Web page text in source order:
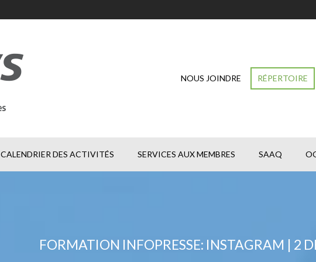
NOUS JOINDRE RÉPERTOIRE
CALENDRIER DES ACTIVITÉS SERVICES AUX MEMBRES SAAQ
FORMATION INFOPRESSE: INSTAGRAM | 2